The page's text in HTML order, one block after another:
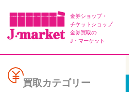
金券ショップ・
チケットショップ
金券買取の
J・マーケット
買取カテゴリー